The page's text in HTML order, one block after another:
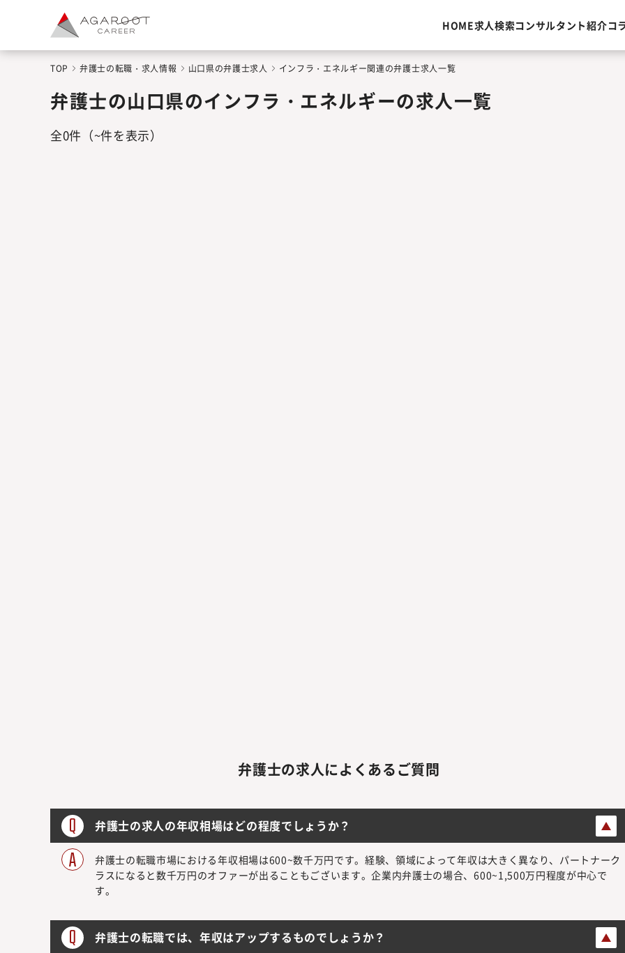
HOME求人検索コンサルタント紹介コ
TOP 弁護士の転職・求人情報 山口県の弁護士求人 インフラ・エネルギー関連の弁護士求人一覧
弁護士の山口県のインフラ・エネルギーの求人一覧
全0件 （~件を表示）
弁護士の求人によくあるご質問
弁護士の求人の年収相場はどの程度でしょうか？
弁護士の転職市場における年収相場は600~数千万円です。経験、領域によって年収は大きく異なり、パートナーク
ラスになると数千万円のオファーが出ることもございます。企業内弁護士の場合、600~1,500万円程度が中心で
す。
弁護士の転職では、年収はアップするものでしょうか？